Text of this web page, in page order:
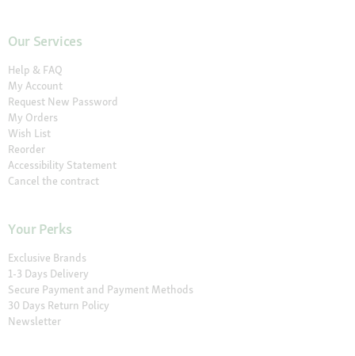
Our Services
Help & FAQ
My Account
Request New Password
My Orders
Wish List
Reorder
Accessibility Statement
Cancel the contract
Your Perks
Exclusive Brands
1-3 Days Delivery
Secure Payment and Payment Methods
30 Days Return Policy
Newsletter